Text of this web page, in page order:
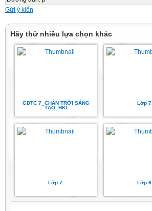
Gửi ý kiến
Hãy thử nhiều lựa chọn khác
GDTC 7_CHÂN TRỜI SÁNG
TẠO_HKI
Lớp 7.
Lớp 7. Lớp 6.